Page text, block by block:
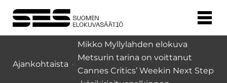
Ajankohtaista
Mikko Myllylahden elokuva
Metsurin tarina on voittanut
Cannes Critics’ Weekin Next Step